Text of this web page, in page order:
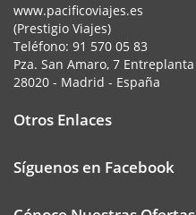
www.pacificoviajes.es
(Prestigio Viajes)
Teléfono: 91 570 05 83
Pza. San Amaro, 7 Entreplanta
28020 - Madrid - España
Otros Enlaces
Síguenos en Facebook